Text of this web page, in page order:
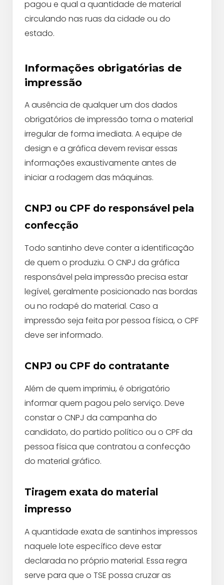
pagou e qual a quantidade de material
circulando nas ruas da cidade ou do
estado.
Informações obrigatórias de
impressão
A ausência de qualquer um dos dados
obrigatórios de impressão torna o material
irregular de forma imediata. A equipe de
design e a gráfica devem revisar essas
informações exaustivamente antes de
iniciar a rodagem das máquinas.
CNPJ ou CPF do responsável pela
confecção
Todo santinho deve conter a identificação
de quem o produziu. O CNPJ da gráfica
responsável pela impressão precisa estar
legível, geralmente posicionado nas bordas
ou no rodapé do material. Caso a
impressão seja feita por pessoa física, o CPF
deve ser informado.
CNPJ ou CPF do contratante
Além de quem imprimiu, é obrigatório
informar quem pagou pelo serviço. Deve
constar o CNPJ da campanha do
candidato, do partido político ou o CPF da
pessoa física que contratou a confecção
do material gráfico.
Tiragem exata do material
impresso
A quantidade exata de santinhos impressos
naquele lote específico deve estar
declarada no próprio material. Essa regra
serve para que o TSE possa cruzar as